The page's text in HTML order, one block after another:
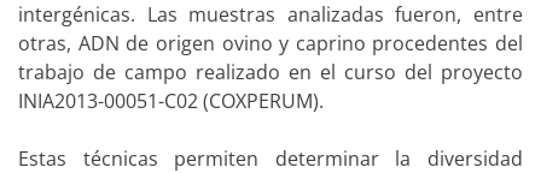
intergénicas. Las muestras analizadas fueron, entre
otras, ADN de origen ovino y caprino procedentes del
trabajo de campo realizado en el curso del proyecto
INIA2013-00051-C02 (COXPERUM).
Estas técnicas permiten determinar la diversidad